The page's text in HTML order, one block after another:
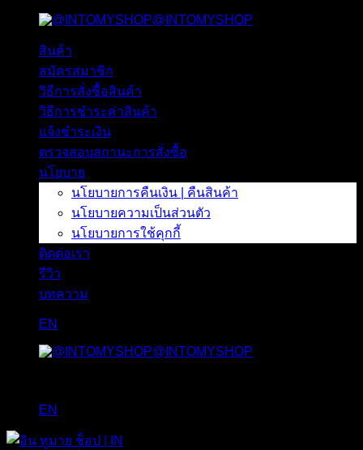
เนื้อหา
@INTOMYSHOP
สินค้า
สมัครสมาชิก
วิธีการสั่งซื้อสินค้า
วิธีการชำระค่าสินค้า
แจ้งชำระเงิน
ตรวจสอบสถานะการสั่งซื้อ
นโยบาย
นโยบายการคืนเงิน | คืนสินค้า
นโยบายความเป็นส่วนตัว
นโยบายการใช้คุกกี้
ติดต่อเรา
รีวิว
บทความ
EN
@INTOMYSHOP
EN